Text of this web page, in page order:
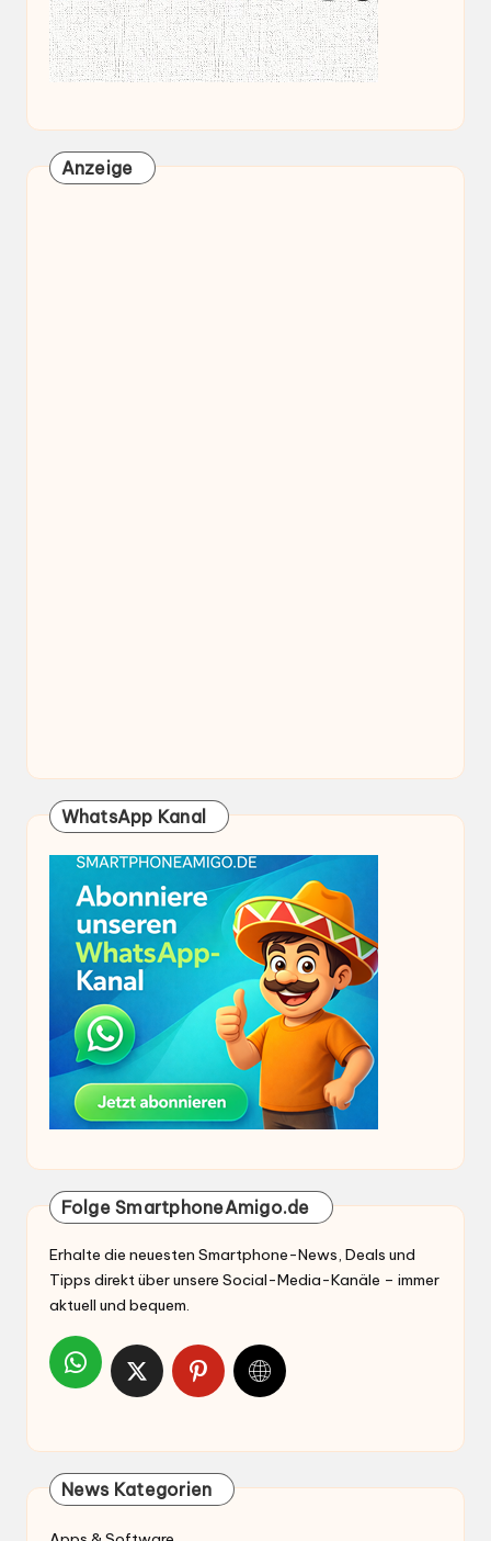
Anzeige
WhatsApp Kanal
Folge SmartphoneAmigo.de
Erhalte die neuesten Smartphone-News, Deals und
Tipps direkt über unsere Social-Media-Kanäle – immer
aktuell und bequem.
News Kategorien